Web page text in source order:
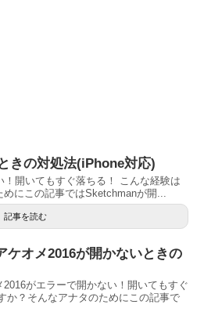
きの対処法(iPhone対応)
開いてもすぐ落ちる！ こんな経験は
にこの記事ではSketchmanが開...
記事を読む
ケオメ2016が開かないときの
がエラーで開かない！開いてもすぐ
か？そんなアナタのためにこの記事で